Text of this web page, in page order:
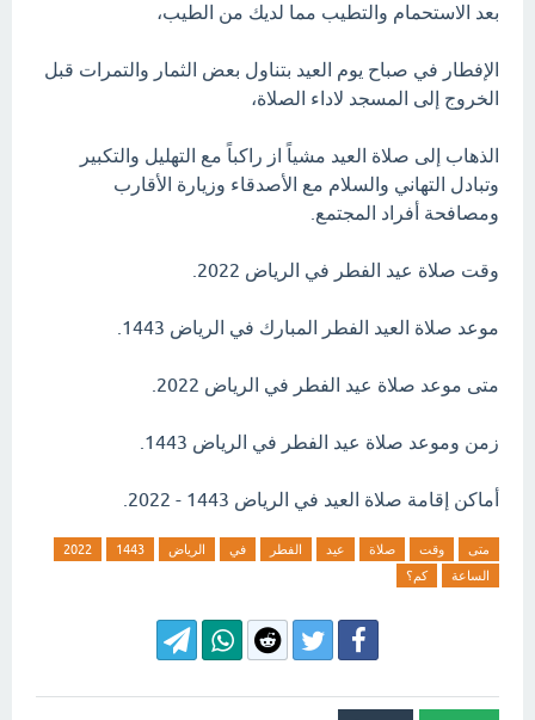
بعد الاستحمام والتطيب مما لديك من الطيب،
الإفطار في صباح يوم العيد بتناول بعض الثمار والتمرات قبل
الخروج إلى المسجد لاداء الصلاة،
الذهاب إلى صلاة العيد مشياً از راكباً مع التهليل والتكبير
وتبادل التهاني والسلام مع الأصدقاء وزيارة الأقارب
ومصافحة أفراد المجتمع.
وقت صلاة عيد الفطر في الرياض 2022.
موعد صلاة العيد الفطر المبارك في الرياض 1443.
متى موعد صلاة عيد الفطر في الرياض 2022.
زمن وموعد صلاة عيد الفطر في الرياض 1443.
أماكن إقامة صلاة العيد في الرياض 1443 - 2022.
متى وقت صلاة عيد الفطر في الرياض 1443
2022
الساعة
كم؟